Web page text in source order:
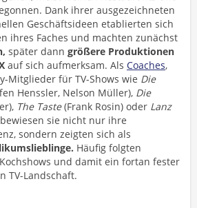
Dank ihrer ausgezeichneten
Geschäftsideen etablierten sich
ihres Faches und machten zunächst
später dann größere Produktionen
auf sich aufmerksam. Als Coaches,
Mitglieder für TV-Shows wie Die
Henssler, Nelson Müller), Die
The Taste(Frank Rosin) oder Lanz
sie nicht nur ihre
sondern zeigten sich als
Häufig folgten
und damit ein fortan fester
TV-Landschaft.